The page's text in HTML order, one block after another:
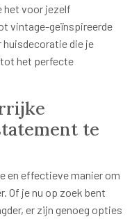
het voor jezelf
vintage-geïnspireerde
huisdecoratie die je
tot het perfecte
te
en effectieve manier om
Of je nu op zoek bent
er zijn genoeg opties